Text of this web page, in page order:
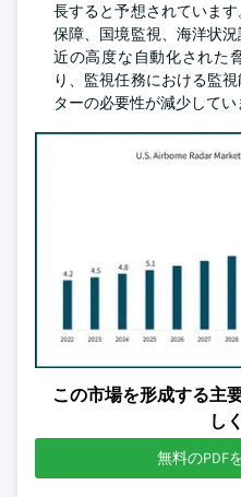
長すると予想されていま
保障、国境監視、海洋状
近の高度な自動化された
り、監視任務における監
ターの必要性が減少してい
この市場を形成する主
し
無料のPDF